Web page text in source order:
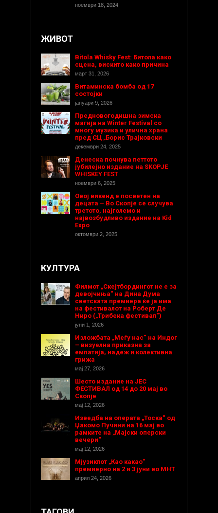
ноември 18, 2024
ЖИВОТ
Bitola Whisky Fest: Битола како
сцена, вискито како причина
март 31, 2026
Витаминска бомба од 17
состојки
јануари 9, 2026
Предновогодишнa зимска
магија на Winter Festival со
многу музика и улична храна
пред СЦ „Борис Трајковски
декември 24, 2025
Денеска почнува петтото
јубилејно издание на SKOPJE
WHISKEY FEST
ноември 6, 2025
Овој викенд е посветен на
децата – Во Скопје се случува
третото, најголемо и
највозбудливо издание на Kid
Expo
октомври 2, 2025
КУЛТУРА
Филмот „Скејтбордингот не е за
девојчиња“ на Дина Дума
светската премиера ќе ја има
на фестивалот на Роберт Де
Ниро („Трибека фестивал“)
јуни 1, 2026
Изложбата „Меѓу нас“ на Индог
– визуелна приказна за
емпатија, надеж и колективна
грижа
мај 27, 2026
Шесто издание на ЈЕС
ФЕСТИВАЛ од 14 до 20 мај во
Скопје
мај 12, 2026
Изведба на операта „Тоска“ од
Џакомо Пучини на 16 мај во
рамките на „Мајски оперски
вечери“
мај 12, 2026
Мјузиклот „Као какао“
премиерно на 2 и 3 јуни во МНТ
април 24, 2026